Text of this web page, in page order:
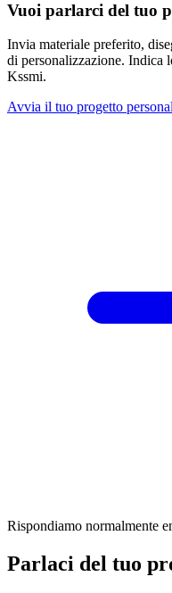
Vuoi parlarci del tuo
Invia materiale preferito,
di personalizzazione. Indica
Kssmi.
Avvia il tuo progetto
Rispondiamo normalmente
Parlaci del tuo